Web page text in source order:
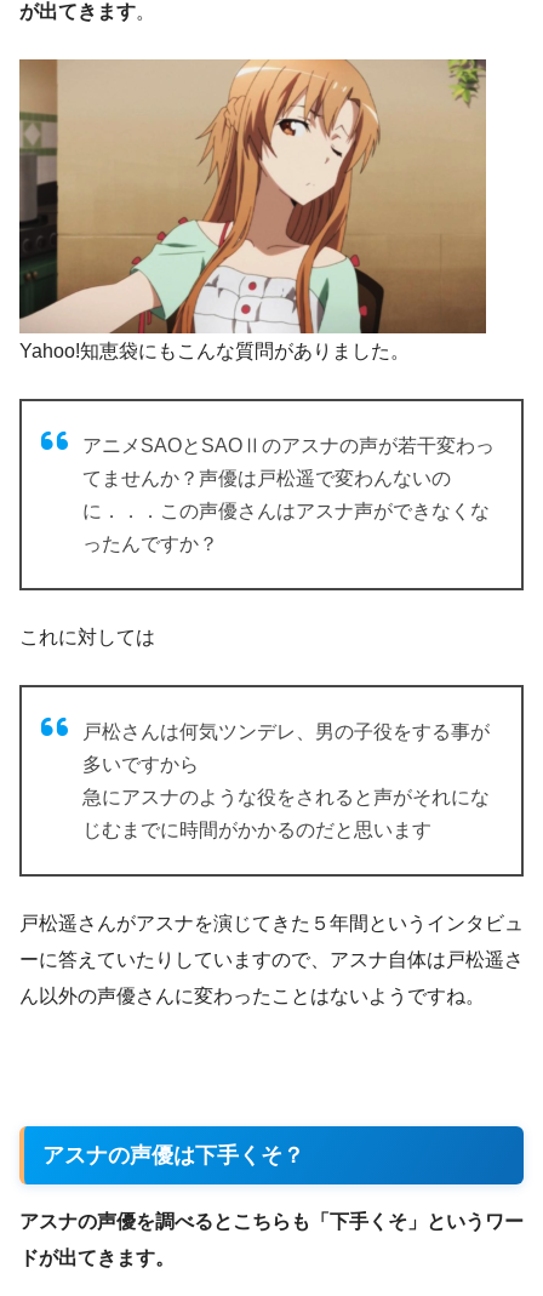
が出てきます。
Yahoo!知恵袋にもこんな質問がありました。
アニメSAOとSAOⅡのアスナの声が若干変わっ
てませんか？声優は 戸松遥で変わんないの
に．．．この声優さんはアスナ声ができなくな
ったんですか？
これに対しては
戸松さんは何気ツンデレ、男の子役をする事が
多いですから
急にアスナのような役をされると声がそれにな
じむまでに時間がかかるのだと思います
戸松遥さんがアスナを演じてきた５年間というインタビュ
ーに答えていたりしていますので、アスナ自体は戸松遥さ
ん以外の声優さんに変わったことはないようですね。
アスナの声優は下手くそ？
アスナの声優を調べるとこちらも「下手くそ」というワー
ドが出てきます。